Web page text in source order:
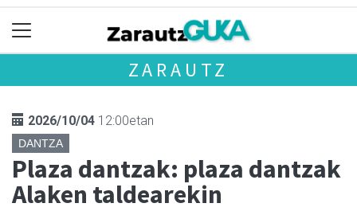
ZARAUTZ
2026/10/04 12:00etan
DANTZA
Plaza dantzak: plaza dantzak
Alaken taldearekin